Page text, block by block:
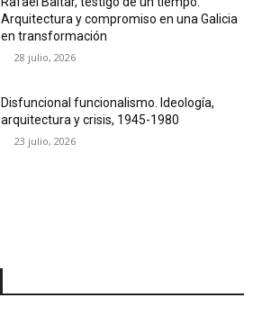
Arquitectura y compromiso en una Galicia
en transformación
28 julio, 2026
Disfuncional funcionalismo. Ideología,
arquitectura y crisis, 1945-1980
23 julio, 2026